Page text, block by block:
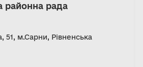
районна рада
51, м.Сарни, Рівненська